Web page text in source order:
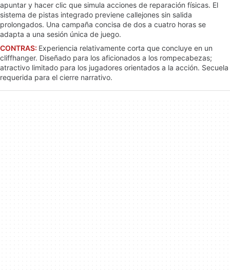
apuntar y hacer clic que simula acciones de reparación físicas. El
sistema de pistas integrado previene callejones sin salida
prolongados. Una campaña concisa de dos a cuatro horas se
adapta a una sesión única de juego.
CONTRAS: Experiencia relativamente corta que concluye en un
cliffhanger. Diseñado para los aficionados a los rompecabezas;
atractivo limitado para los jugadores orientados a la acción. Secuela
requerida para el cierre narrativo.